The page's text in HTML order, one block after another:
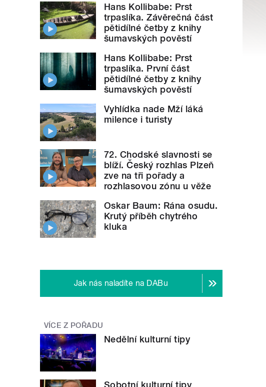
Hans Kollibabe: Prst
trpaslíka. Závěrečná část
pětidílné četby z knihy
šumavských pověstí
Hans Kollibabe: Prst
trpaslíka. První část
pětidílné četby z knihy
šumavských pověstí
Vyhlídka nade Mží láká
milence i turisty
72. Chodské slavnosti se
blíží. Český rozhlas Plzeň
zve na tři pořady a
rozhlasovou zónu u věže
Oskar Baum: Rána osudu.
Krutý příběh chytrého
kluka
Jak nás naladíte na DABu
VÍCE Z POŘADU
Nedělní kulturní tipy
Sobotní kulturní tipy